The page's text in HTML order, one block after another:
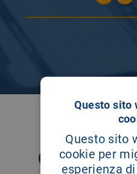
Questo sito
Questo sito
cookie per
esperienza